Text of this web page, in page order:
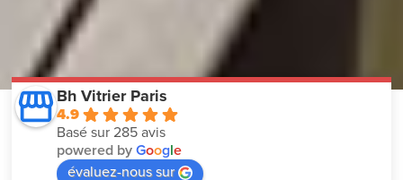
Bh Vitrier Paris
4.9
Basé sur 285 avis
powered byGoogle
évaluez-nous sur